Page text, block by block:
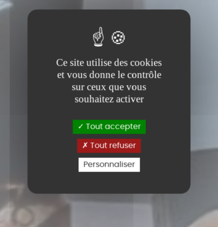
Ce site utilise des cookies
et vous donne le contrôle
sur ceux que vous
souhaitez activer
Tout accepter
Tout refuser
Personnaliser